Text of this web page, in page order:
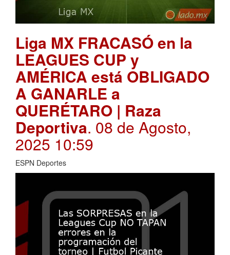
Liga MX FRACASÓ en la
LEAGUES CUP y
AMÉRICA está OBLIGADO
A GANARLE a
QUERÉTARO | Raza
Deportiva. 08 de Agosto,
2025 10:59
ESPN Deportes